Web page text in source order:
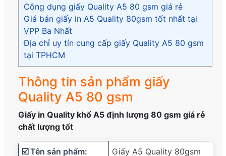
Công dụng giấy Quality A5 80 gsm giá rẻ
Giá bán giấy in A5 Quality 80gsm tốt nhất tại
VPP Ba Nhất
Địa chỉ uy tín cung cấp giấy Quality A5 80 gsm
tại TPHCM
Thông tin sản phẩm giấy
Quality A5 80 gsm
Giấy in Quality khổ A5 định lượng 80 gsm giá rẻ
chất lượng tốt
☑️ Tên sản phẩm: Giấy A5 Quality 80gsm